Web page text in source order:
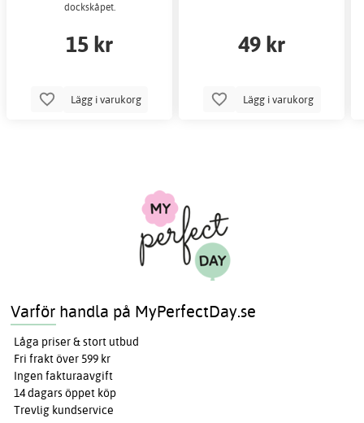
dockskåpet.
15 kr
Lägg i varukorg
49 kr
Lägg i varukorg
Varför handla på MyPerfectDay.se
Låga priser & stort utbud
Fri frakt över 599 kr
Ingen fakturaavgift
14 dagars öppet köp
Trevlig kundservice